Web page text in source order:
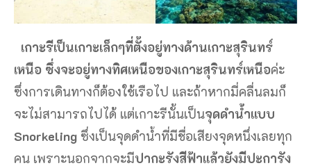
เกาะรีเป็นเกาะเล็กๆที่ตั้งอยู่ทางด้านเกาะสุรินทร์
เหนือ ซึ่งจะอยู่ทางทิศเหนือของเกาะสุรินทร์เหนือค่ะ
ซึ่งการเดินทางก็ต้องใช้เรือไป และถ้าหากมี่คลื่นลมก็
จะไม่สามารถไปได้ แต่เกาะรีนั้นเป็นจุดดำน้ำแบบ
Snorkeling ซึ่งเป็นจุดดำน้ำที่มีชื่อเสียงจุดหนึ่งเลยทุก
คน เพราะนอกจากจะมีปากะรังสีฟ้าแล้วยังมีปะการัง